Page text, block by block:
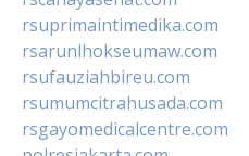
rsuprimaintimedika.com
rsarunlhokseumaw.com
rsufauziahbireu.com
rsumumcitrahusada.com
rsgayomedicalcentre.com